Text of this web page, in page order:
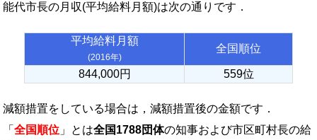
能代市長の月収(平均給料月額)は次の通りです．
平均給料月額
(2016年)
全国順位
844,000円 559位
減額措置をしている場合は，減額措置後の金額です．
「 全国順位 」とは全国1788団体の知事および市区町村長の給